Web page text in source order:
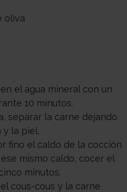
oliva
el agua mineral con un
10 minutos.
separar la carne dejando
y la piel.
fino el caldo de la cocción
mismo caldo, cocer el
minutos.
cous-cous y la carne